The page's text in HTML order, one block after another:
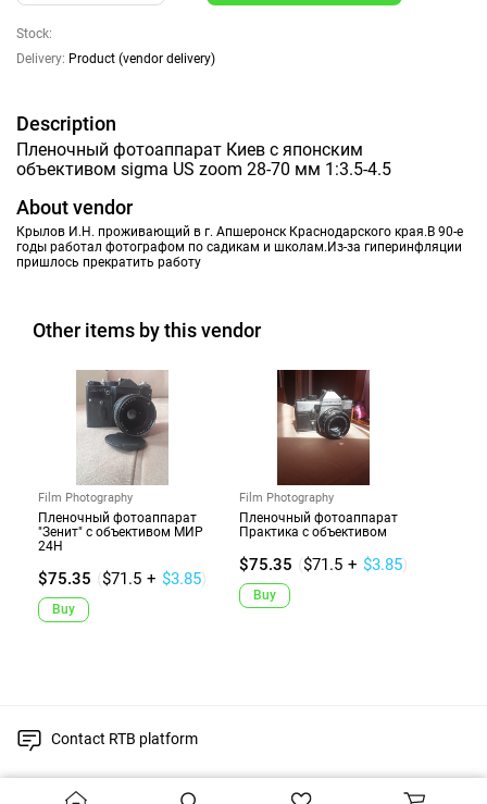
Stock:
Delivery: Product (vendor delivery)
Description
Пленочный фотоаппарат Киев с японским
объективом sigma US zoom 28-70 мм 1:3.5-4.5
About vendor
Крылов И.Н. проживающий в г. Апшеронск Краснодарского края.В 90-е
годы работал фотографом по садикам и школам.Из-за гиперинфляции
пришлось прекратить работу
Other items by this vendor
Film Photography
Пленочный фотоаппарат
"Зенит" с объективом МИР
24Н
$75.35 ($71.5 + $3.85)
Buy
Film Photography
Пленочный фотоаппарат
Практика с объективом
$75.35 ($71.5 + $3.85)
Buy
Contact RTB platform